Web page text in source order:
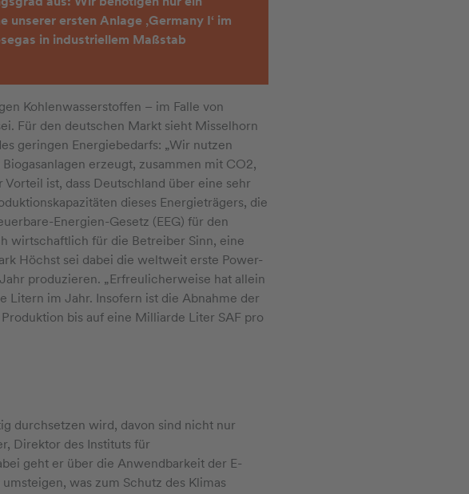
ersten Anlage ‚Germany I‘ im
in industriellem Maßstab
Kohlenwasserstoffen – im Falle von
Für den deutschen Markt sieht Misselhorn
geringen Energiebedarfs: „Wir nutzen
erzeugt, zusammen mit CO2,
ist, dass Deutschland über eine sehr
dieses Energieträgers, die
Energien-Gesetz (EEG) für den
wirtschaftlich für die Betreiber Sinn, eine
Höchst sei dabei die weltweit erste Power-
produzieren. „Erfreulicherweise hat allein
Litern im Jahr. Insofern ist die Abnahme der
bis auf eine Milliarde Liter SAF pro
durchsetzen wird, davon sind nicht nur
Direktor des Instituts für
geht er über die Anwendbarkeit der E-
was zum Schutz des Klimas